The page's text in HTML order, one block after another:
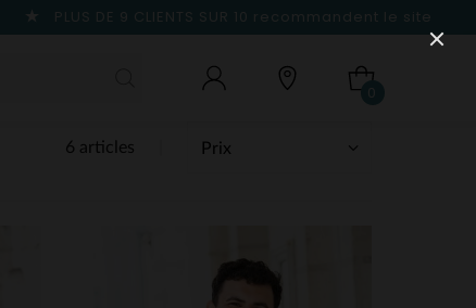
PLUS DE 9 CLIENTS SUR 10 recommandent le site
0
6 articles